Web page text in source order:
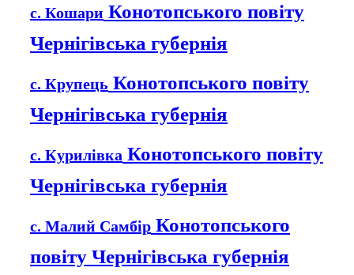
с. Кошари Конотопського повіту
Чернігівська губернія
с. Крупець Конотопського повіту
Чернігівська губернія
с. Курилівка Конотопського повіту
Чернігівська губернія
с. Малий Самбір Конотопського
повіту Чернігівська губернія